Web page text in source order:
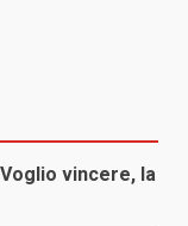
vincere, la